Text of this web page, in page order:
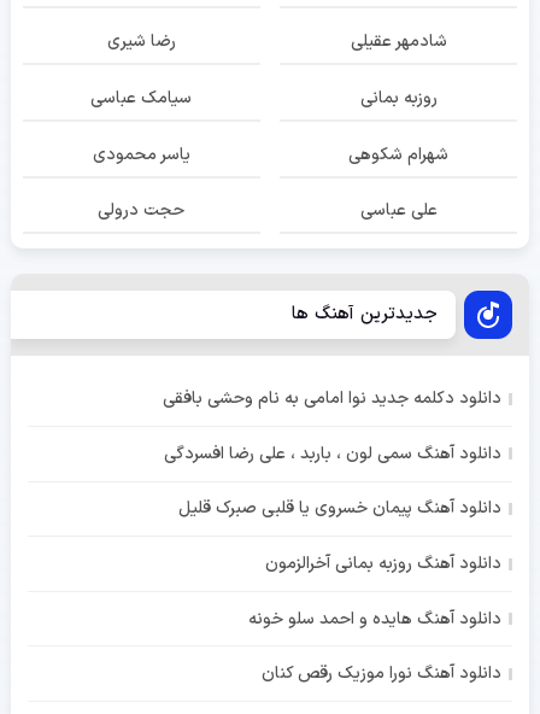
شادمهر عقیلی رضا شیری
روزبه بمانی سیامک عباسی
شهرام شکوهی یاسر محمودی
علی عباسی حجت درولی
جدیدترین آهنگ ها
دانلود دکلمه جدید نوا امامی به نام وحشی بافقی
دانلود آهنگ سمی لون ، باربد ، علی رضا افسردگی
دانلود آهنگ پیمان خسروی یا قلبی صبرک قلیل
دانلود آهنگ روزبه بمانی آخرالزمون
دانلود آهنگ هایده و احمد سلو خونه
دانلود آهنگ نورا موزیک رقص کنان